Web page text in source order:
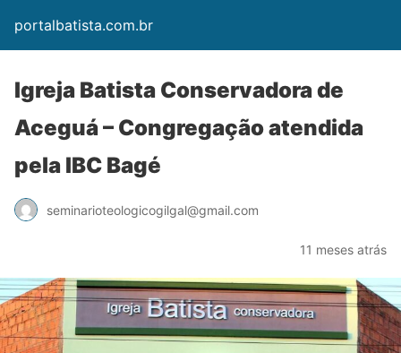
portalbatista.com.br
Igreja Batista Conservadora de
Aceguá – Congregação atendida
pela IBC Bagé
seminarioteologicogilgal@gmail.com
11 meses atrás